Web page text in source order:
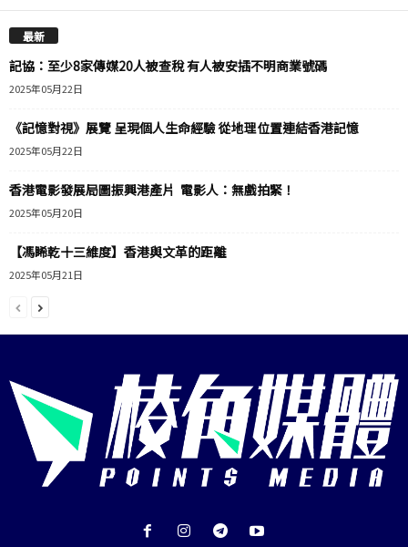
最新
記協：至少8家傳媒20人被查稅 有人被安插不明商業號碼
2025年05月22日
《記憶對視》展覽 呈現個人生命經驗 從地理位置連結香港記憶
2025年05月22日
香港電影發展局圖振興港產片 電影人：無戲拍緊！
2025年05月20日
【馮睎乾十三維度】香港與文革的距離
2025年05月21日